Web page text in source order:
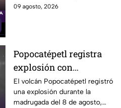
una tormenta en partido en
09 agosto, 2026
Popocatépetl registra
explosión con
fragmentos
incandescentes
El volcán Popocatépetl registró
una explosión durante la
madrugada del 8 de agosto,